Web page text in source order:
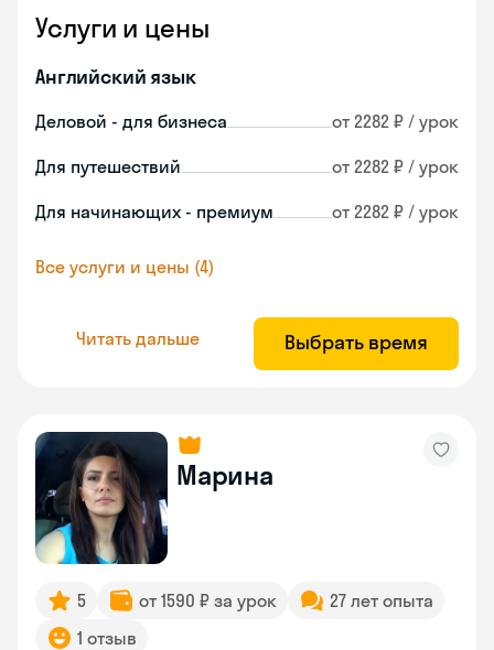
Услуги и цены
Английский язык
Деловой - для бизнеса от 2282 ₽ / урок
Для путешествий от 2282 ₽ / урок
Для начинающих - премиум от 2282 ₽ / урок
Все услуги и цены (4)
Читать дальше Выбрать время
Марина
5 от 1590 ₽ за урок
27 лет опыта
1 отзыв